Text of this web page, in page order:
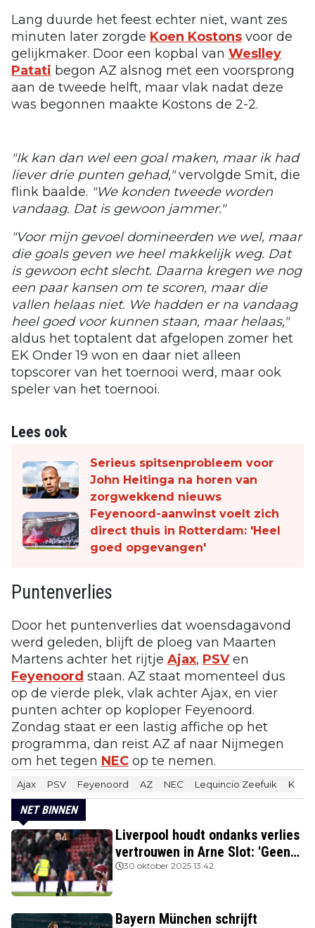
Lang duurde het feest echter niet, want zes
minuten later zorgde Koen Kostons voor de
gelijkmaker. Door een kopbal van Weslley
Patati begon AZ alsnog met een voorsprong
aan de tweede helft, maar vlak nadat deze
was begonnen maakte Kostons de 2-2.
"Ik kan dan wel een goal maken, maar ik had
liever drie punten gehad,"vervolgde Smit, die
flink baalde. "We konden tweede worden
vandaag. Dat is gewoon jammer."
"Voor mijn gevoel domineerden we wel, maar
die goals geven we heel makkelijk weg. Dat
is gewoon echt slecht. Daarna kregen we nog
een paar kansen om te scoren, maar die
vallen helaas niet. We hadden er na vandaag
heel goed voor kunnen staan, maar helaas,"
aldus het toptalent dat afgelopen zomer het
EK Onder 19 won en daar niet alleen
topscorer van het toernooi werd, maar ook
speler van het toernooi.
Lees ook
Serieus spitsenprobleem voor
John Heitinga na horen van
zorgwekkend nieuws
Feyenoord-aanwinst voelt zich
direct thuis in Rotterdam: 'Heel
goed opgevangen'
Puntenverlies
Door het puntenverlies dat woensdagavond
werd geleden, blijft de ploeg van Maarten
Martens achter het rijtje Ajax, PSVen
Feyenoord staan. AZ staat momenteel dus
op de vierde plek, vlak achter Ajax, en vier
punten achter op koploper Feyenoord.
Zondag staat er een lastig affiche op het
programma, dan reist AZ af naar Nijmegen
om het tegen NEC op te nemen.
Ajax PSV Feyenoord AZ NEC Lequincio Zeefuik Koen
NET BINNEN
Liverpool houdt ondanks verlies
vertrouwen in Arne Slot: 'Geen
kans'
30 oktober 2025 13:42
Bayern München schrijft